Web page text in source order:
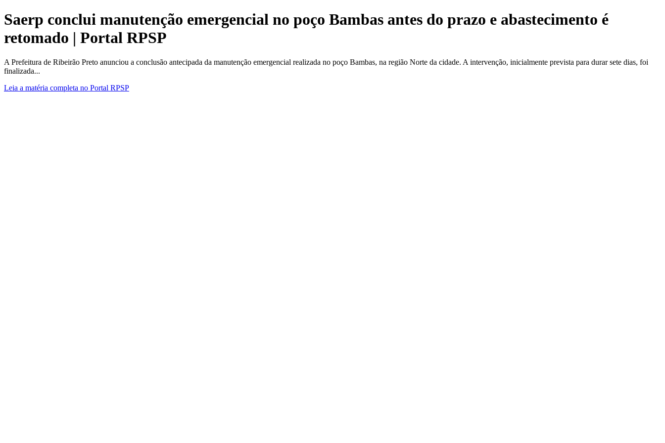
Saerp conclui manutenção emergencial no poço Bambas antes do prazo e abastecimento é
retomado | Portal RPSP
A Prefeitura de Ribeirão Preto anunciou a conclusão antecipada da manutenção emergencial realizada no poço Bambas, na região Norte da cidade. A intervenção, inicialmente prevista para durar sete dias, foi
finalizada...
Leia a matéria completa no Portal RPSP